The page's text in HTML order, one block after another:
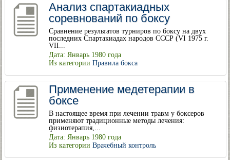
Анализ спартакиадных
соревнований по боксу
Сравнение результатов турниров по боксу на двух
последних Спартакиадах народов СССР (VI 1975 г.
VII...
Дата: Январь 1980 года
Из категории Правила бокса
Применение медетерапии в
боксе
В настоящее время при лечении травм у боксеров
применяют традиционные методы лечения:
физиотерапия,...
Дата: Январь 1980 года
Из категории Врачебный контроль